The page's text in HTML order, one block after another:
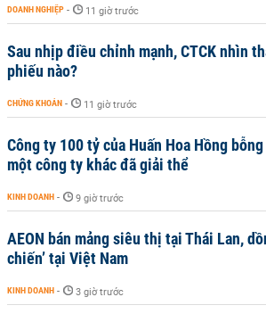
DOANH NGHIỆP - 11 giờ trước
Sau nhịp điều chỉnh mạnh, CTCK nhìn
phiếu nào?
CHỨNG KHOÁN - 11 giờ trước
Công ty 100 tỷ của Huấn Hoa Hồng bỗng
một công ty khác đã giải thể
KINH DOANH - 9 giờ trước
AEON bán mảng siêu thị tại Thái Lan,
chiến’ tại Việt Nam
KINH DOANH - 3 giờ trước